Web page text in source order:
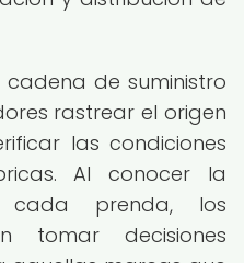
de suministro
rastrear el origen
las condiciones
Al conocer la
prenda, los
tomar decisiones